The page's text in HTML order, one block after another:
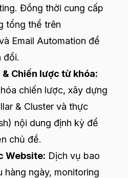
Đồng thời cung cấp
tổng thể trên
Email Automation để
đổi.
Chiến lược từ khóa:
chiến lược, xây dựng
& Cluster và thực
nội dung định kỳ để
chủ đề.
Website: Dịch vụ bao
hàng ngày, monitoring